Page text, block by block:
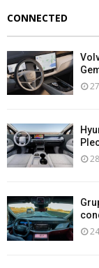
CONNECTED